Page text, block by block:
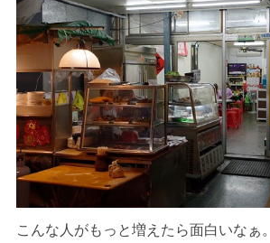
こんな人がもっと増えたら面白いなぁ。